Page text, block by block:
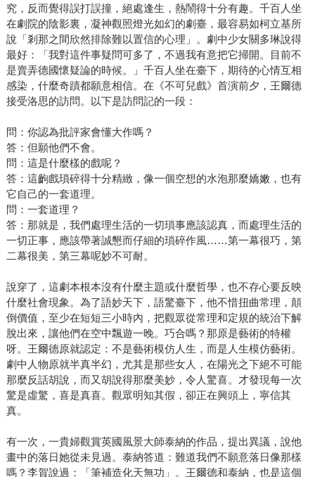
究，反而覺得誤打誤撞，絕處逢生，熱鬧得十分有趣。千百人坐
在劇院的陰影裏，凝神觀照燈光如幻的劇臺，最容易如柯立基所
說「剎那之間欣然排除難以置信的心理」。劇中少女關多琳說得
最好：「我對這件事疑問可多了，不過我有意把它掃開。目前不
是賣弄德國懷疑論的時候。」千百人坐在臺下，期待的心情互相
感染，什麼奇蹟都願意相信。在《不可兒戲》首演前夕，王爾德
接受洛思的訪問。以下是訪問記的一段：
問：你認為批評家會懂大作嗎？
答：但願他們不會。
問：這是什麼樣的戲呢？
答：這齣戲瑣碎得十分精緻，像一個空想的水泡那麼嬌嫩，也有
它自己的一套道理。
問：一套道理？
答：那就是，我們處理生活的一切瑣事應該認真，而處理生活的
一切正事，應該帶著誠懇而仔細的瑣碎作風……第一幕很巧，第
二幕很美，第三幕呢妙不可耐。
說穿了，這劇本根本沒有什麼主題或什麼哲學，也不存心要反映
什麼社會現象。為了語妙天下，語驚臺下，他不惜扭曲常理，顛
倒價值，至少在短短三小時內，把觀眾從常理和定規的統治下解
脫出來，讓他們在空中飄遊一晚。巧合嗎？那原是藝術的特權
呀。王爾德原就認定：不是藝術模仿人生，而是人生模仿藝術。
劇中人物原就半真半幻，尤其是那些女人，在陽光之下絕不可能
那麼反話胡說，而又胡說得那麼美妙，令人驚喜。才發現每一次
驚是虛驚，喜是真喜。觀眾明知其假，卻正在興頭上，寧信其
真。
有一次，一貴婦觀賞英國風景大師泰納的作品，提出異議，說他
畫中的落日她從未見過。泰納答道：難道我們不願意落日像那樣
嗎？李賀說過：「筆補造化天無功」。王爾德和泰納，也是這個